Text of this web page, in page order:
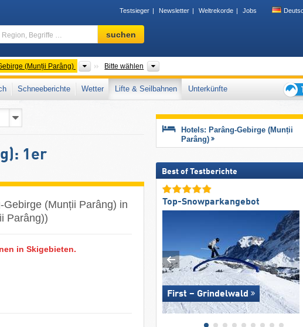
Testsieger Newsletter Weltrekorde Jobs
Skigebiet,
Region,
…
suchen
(Munții Parâng) Gebirgszüge
Bitte wählen
Schneeberichte Wetter Lifte & Seilbahnen
Unterkünfte
für
den
1er
(Munții Parâng) in
Parâng))
in Skigebieten.
Hotels: Parâng-Gebirge (Munții
Parâng)
Best of Testberichte
Top-Snowparkangebot
First – Grindelwald